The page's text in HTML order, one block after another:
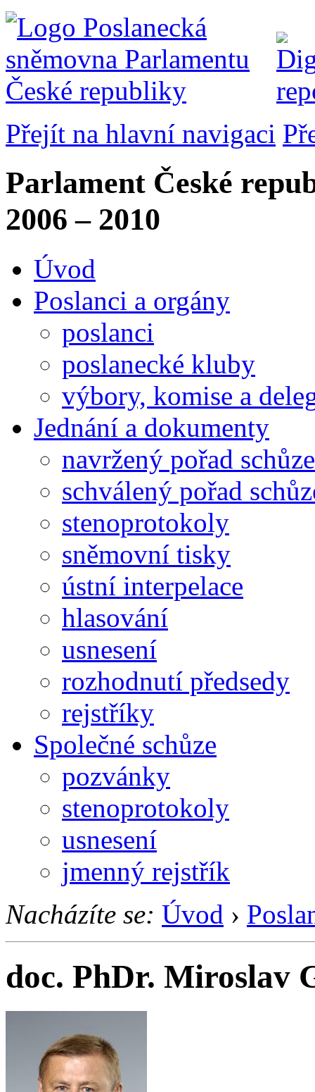
Přejít na hlavní navigaci
Parlament České
2006 – 2010
Úvod
Poslanci a orgány
poslanci
poslanecké kluby
výbory, komise a
Jednání a dokumenty
navržený pořad schůze
schválený pořad
stenoprotokoly
sněmovní tisky
ústní interpelace
hlasování
usnesení
rozhodnutí předsedy
rejstříky
Společné schůze
pozvánky
stenoprotokoly
usnesení
jmenný rejstřík
Nacházíte se: Úvod ›
doc. PhDr. Miroslav